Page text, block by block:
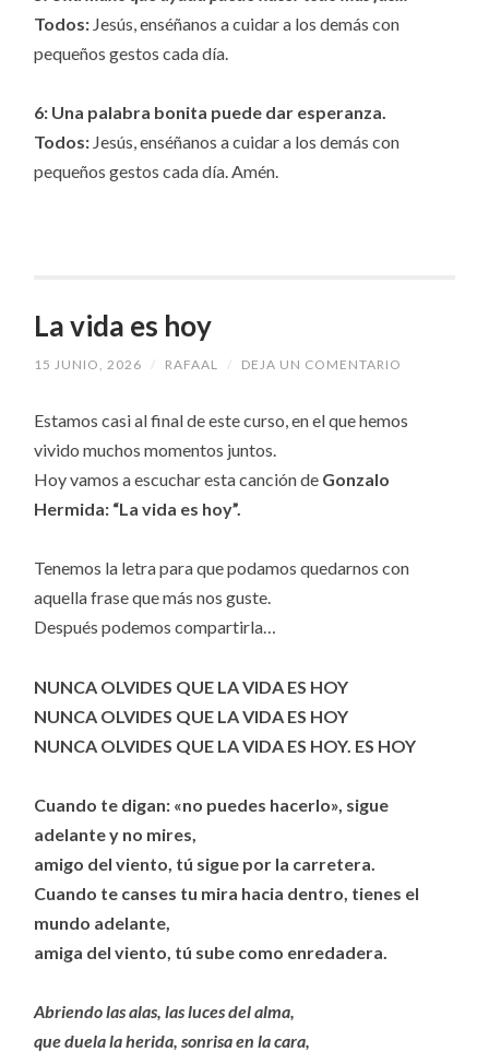
Todos: Jesús, enséñanos a cuidar a los demás con
pequeños gestos cada día.
6: Una palabra bonita puede dar esperanza.
Todos: Jesús, enséñanos a cuidar a los demás con
pequeños gestos cada día. Amén.
La vida es hoy
15 JUNIO, 2026 / RAFAAL / DEJA UN COMENTARIO
Estamos casi al final de este curso, en el que hemos
vivido muchos momentos juntos.
Hoy vamos a escuchar esta canción de Gonzalo
Hermida: “La vida es hoy”.
Tenemos la letra para que podamos quedarnos con
aquella frase que más nos guste.
Después podemos compartirla…
NUNCA OLVIDES QUE LA VIDA ES HOY
NUNCA OLVIDES QUE LA VIDA ES HOY
NUNCA OLVIDES QUE LA VIDA ES HOY. ES HOY
Cuando te digan: «no puedes hacerlo», sigue
adelante y no mires,
amigo del viento, tú sigue por la carretera.
Cuando te canses tu mira hacia dentro, tienes el
mundo adelante,
amiga del viento, tú sube como enredadera.
Abriendo las alas, las luces del alma,
que duela la herida, sonrisa en la cara,